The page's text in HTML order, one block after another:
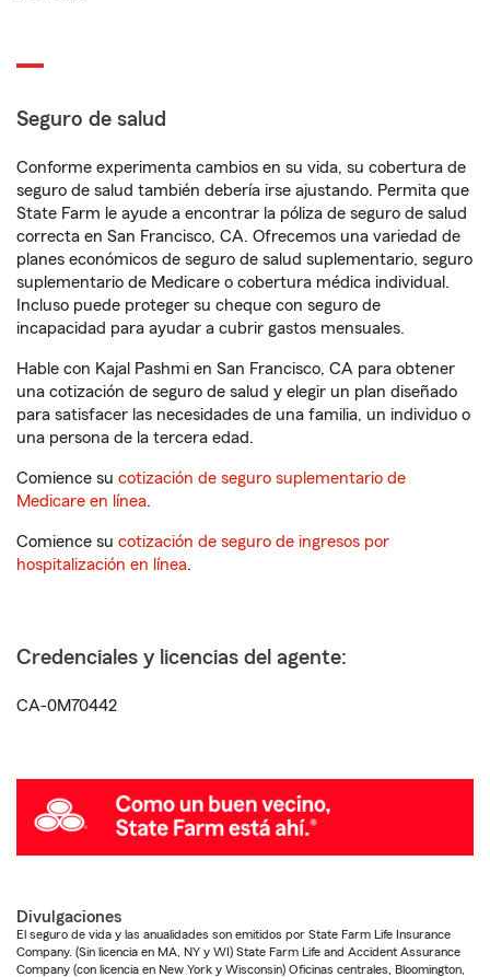
Seguro de salud
Conforme experimenta cambios en su vida, su cobertura de
seguro de salud también debería irse ajustando. Permita que
State Farm le ayude a encontrar la póliza de seguro de salud
correcta en San Francisco, CA. Ofrecemos una variedad de
planes económicos de seguro de salud suplementario, seguro
suplementario de Medicare o cobertura médica individual.
Incluso puede proteger su cheque con seguro de
incapacidad para ayudar a cubrir gastos mensuales.
Hable con Kajal Pashmi en San Francisco, CA para obtener
una cotización de seguro de salud y elegir un plan diseñado
para satisfacer las necesidades de una familia, un individuo o
una persona de la tercera edad.
Comience su cotización de seguro suplementario de
Medicare en línea.
Comience su cotización de seguro de ingresos por
hospitalización en línea.
Credenciales y licencias del agente:
CA-0M70442
Divulgaciones
El seguro de vida y las anualidades son emitidos por State Farm Life Insurance
Company. (Sin licencia en MA, NY y WI) State Farm Life and Accident Assurance
Company (con licencia en New York y Wisconsin) Oficinas centrales, Bloomington,